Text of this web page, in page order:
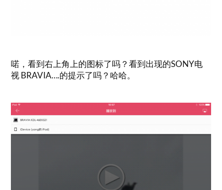
喏，看到右上角上的图标了吗？看到出现的SONY电
视 BRAVIA….的提示了吗？哈哈。